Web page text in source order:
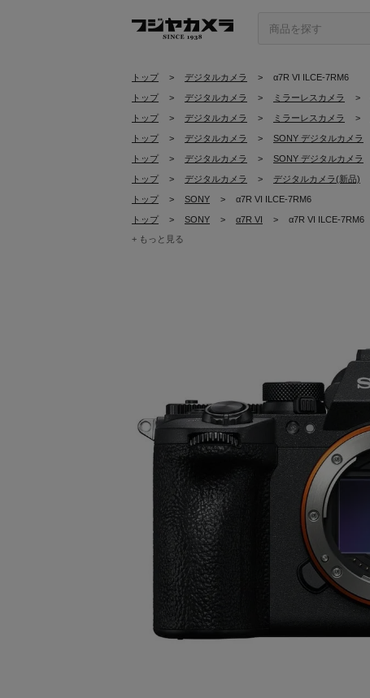
トップ > デジタルカメラ > α7R VI ILCE-7RM6
トップ > デジタルカメラ > ミラーレスカメラ >
トップ > デジタルカメラ > ミラーレスカメラ >
トップ > デジタルカメラ > SONY デジタルカメラ
トップ > デジタルカメラ > SONY デジタルカメラ
トップ > デジタルカメラ > デジタルカメラ(新品)
トップ > SONY > α7R VI ILCE-7RM6
トップ > SONY > α7R VI >
α7R VI ILCE-7RM6
+ もっと見る